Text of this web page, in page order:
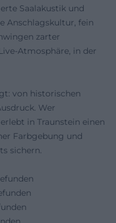
Saalakustik und
Anschlagskultur, fein
zarter
Atmosphäre, in der
von historischen
Wer
in Traunstein einen
Farbgebung und
sichern.